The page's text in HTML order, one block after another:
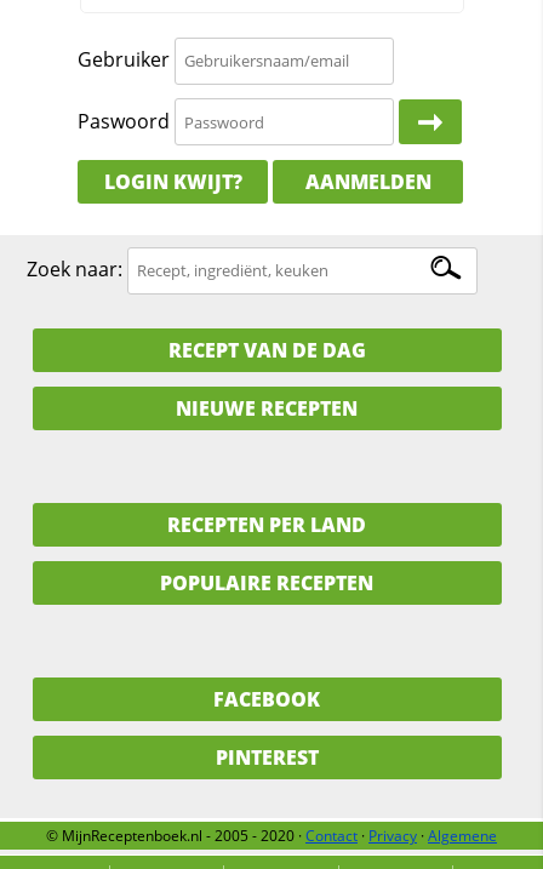
Gebruiker
Paswoord
LOGIN KWIJT? AANMELDEN
Zoek naar:
RECEPT VAN DE DAG
NIEUWE RECEPTEN
RECEPTEN PER LAND
POPULAIRE RECEPTEN
FACEBOOK
PINTEREST
© MijnReceptenboek.nl - 2005 - 2020 ·Contact · Privacy ·Algemene
voorwaarden
Over ons